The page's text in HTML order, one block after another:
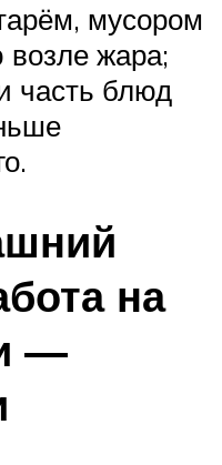
мусором
возле жара;
часть блюд
на
—